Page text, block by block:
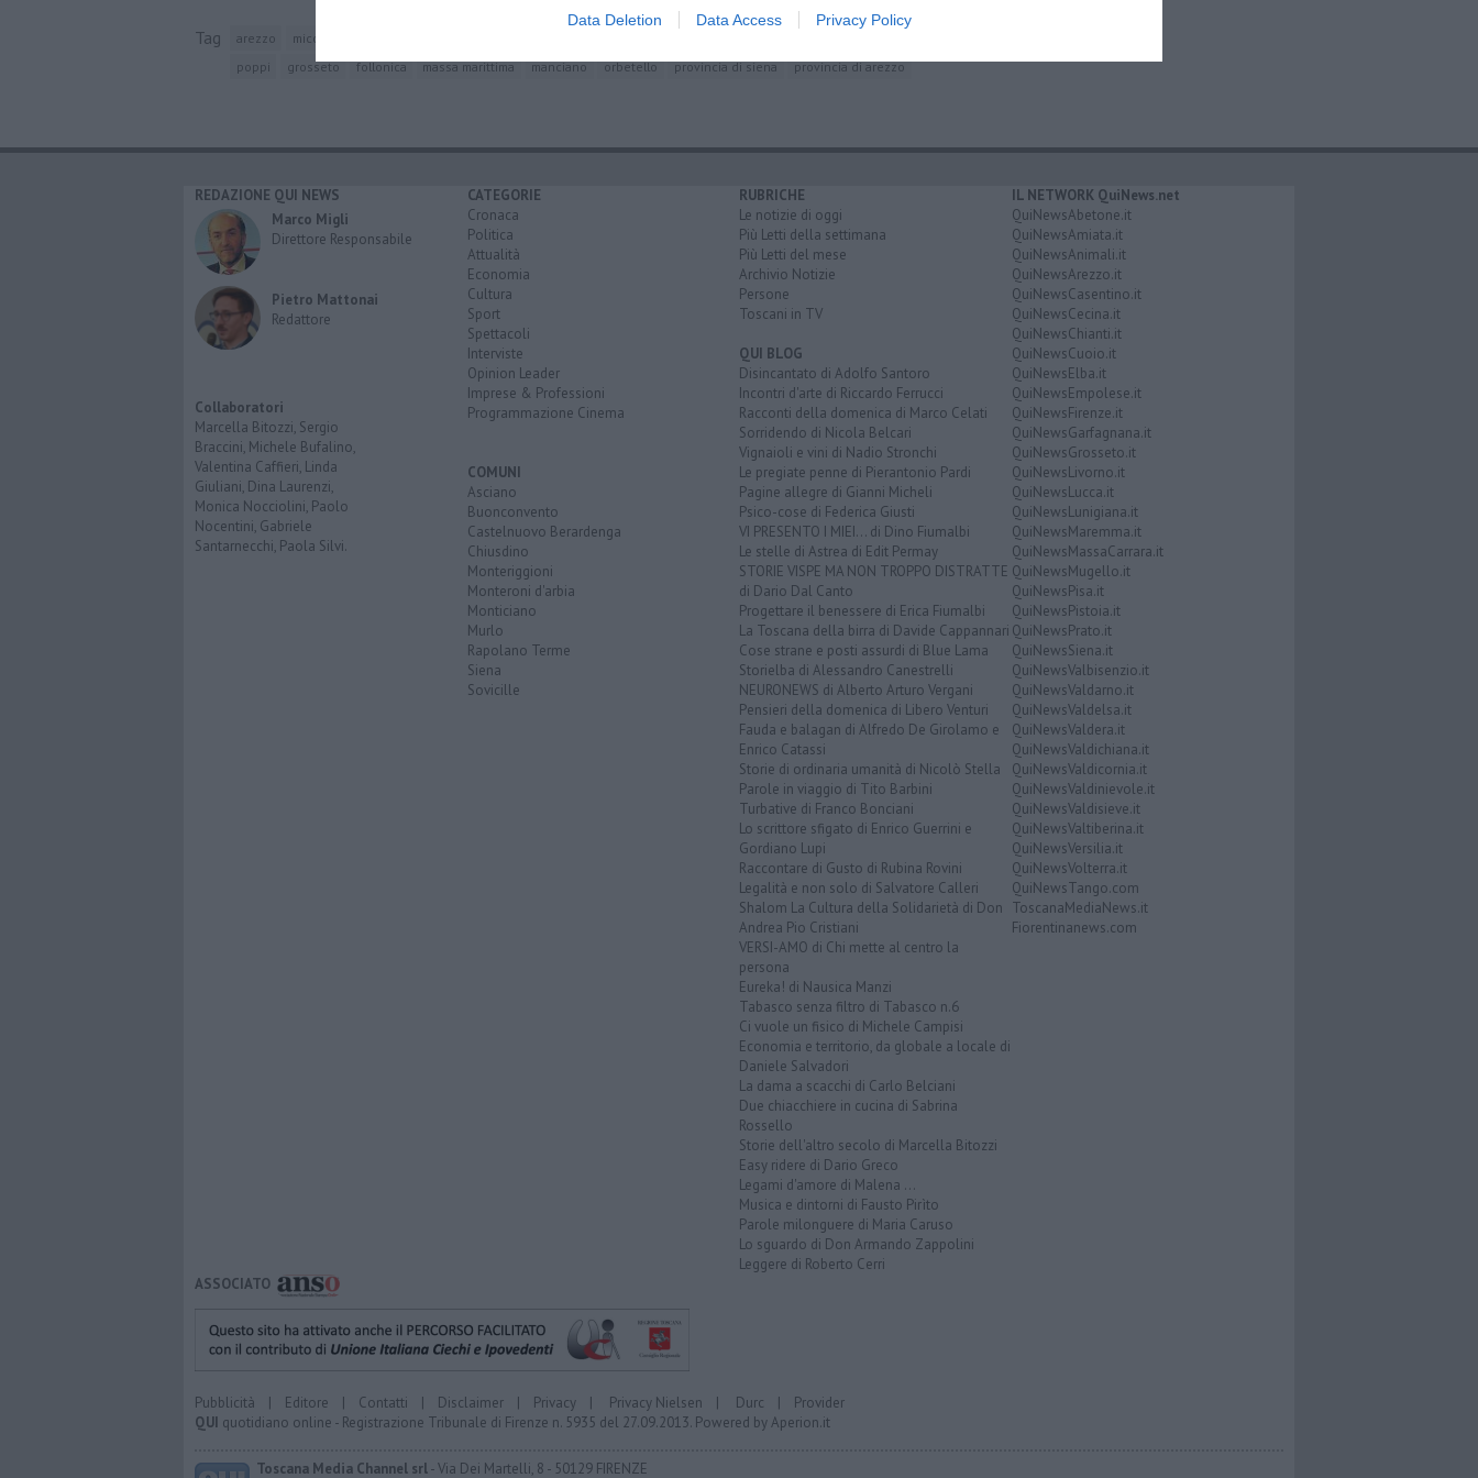
Data Deletion Data Access Privacy Policy
Tag arezzo micologia
poppi
grosseto follonica massa marittima manciano orbetello provincia di siena provincia di arezzo
REDAZIONE QUI NEWS
Marco Migli
Direttore Responsabile
Pietro Mattonai
Redattore
Collaboratori
Marcella Bitozzi, Sergio
Braccini, Michele Bufalino,
Valentina Caffieri, Linda
Giuliani, Dina Laurenzi,
Monica Nocciolini, Paolo
Nocentini, Gabriele
Santarnecchi, Paola Silvi.
CATEGORIE
Cronaca
Politica
Attualità
Economia
Cultura
Sport
Spettacoli
Interviste
Opinion Leader
Imprese & Professioni
Programmazione Cinema
COMUNI
Asciano
Buonconvento
Castelnuovo Berardenga
Chiusdino
Monteriggioni
Monteroni d'arbia
Monticiano
Murlo
Rapolano Terme
Siena
Sovicille
RUBRICHE
Le notizie di oggi
Più Letti della settimana
Più Letti del mese
Archivio Notizie
Persone
Toscani in TV
QUI BLOG
Disincantato di Adolfo Santoro
Incontri d'arte di Riccardo Ferrucci
Racconti della domenica di Marco Celati
Sorridendo di Nicola Belcari
Vignaioli e vini di Nadio Stronchi
Le pregiate penne di Pierantonio Pardi
Pagine allegre di Gianni Micheli
Psico-cose di Federica Giusti
VI PRESENTO I MIEI... di Dino Fiumalbi
Le stelle di Astrea di Edit Permay
STORIE VISPE MA NON TROPPO DISTRATTE
di Dario Dal Canto
Progettare il benessere di Erica Fiumalbi
La Toscana della birra di Davide Cappannari
Cose strane e posti assurdi di Blue Lama
Storielba di Alessandro Canestrelli
NEURONEWS di Alberto Arturo Vergani
Pensieri della domenica di Libero Venturi
Fauda e balagan di Alfredo De Girolamo e
Enrico Catassi
Storie di ordinaria umanità di Nicolò Stella
Parole in viaggio di Tito Barbini
Turbative di Franco Bonciani
Lo scrittore sfigato di Enrico Guerrini e
Gordiano Lupi
Raccontare di Gusto di Rubina Rovini
Legalità e non solo di Salvatore Calleri
Shalom La Cultura della Solidarietà di Don
Andrea Pio Cristiani
VERSI-AMO di Chi mette al centro la
persona
Eureka! di Nausica Manzi
Tabasco senza filtro di Tabasco n.6
Ci vuole un fisico di Michele Campisi
Economia e territorio, da globale a locale di
Daniele Salvadori
La dama a scacchi di Carlo Belciani
Due chiacchiere in cucina di Sabrina
Rossello
Storie dell'altro secolo di Marcella Bitozzi
Easy ridere di Dario Greco
Legami d'amore di Malena ...
Musica e dintorni di Fausto Pirìto
Parole milonguere di Maria Caruso
Lo sguardo di Don Armando Zappolini
Leggere di Roberto Cerri
IL NETWORK QuiNews.net
QuiNewsAbetone.it
QuiNewsAmiata.it
QuiNewsAnimali.it
QuiNewsArezzo.it
QuiNewsCasentino.it
QuiNewsCecina.it
QuiNewsChianti.it
QuiNewsCuoio.it
QuiNewsElba.it
QuiNewsEmpolese.it
QuiNewsFirenze.it
QuiNewsGarfagnana.it
QuiNewsGrosseto.it
QuiNewsLivorno.it
QuiNewsLucca.it
QuiNewsLunigiana.it
QuiNewsMaremma.it
QuiNewsMassaCarrara.it
QuiNewsMugello.it
QuiNewsPisa.it
QuiNewsPistoia.it
QuiNewsPrato.it
QuiNewsSiena.it
QuiNewsValbisenzio.it
QuiNewsValdarno.it
QuiNewsValdelsa.it
QuiNewsValdera.it
QuiNewsValdichiana.it
QuiNewsValdicornia.it
QuiNewsValdinievole.it
QuiNewsValdisieve.it
QuiNewsValtiberina.it
QuiNewsVersilia.it
QuiNewsVolterra.it
QuiNewsTango.com
ToscanaMediaNews.it
Fiorentinanews.com
ASSOCIATO
Pubblicità | Editore | Contatti | Disclaimer | Privacy | Privacy Nielsen | Durc | Provider
QUI quotidiano online - Registrazione Tribunale di Firenze n. 5935 del 27.09.2013. Powered byAperion.it
Toscana Media Channel srl- Via Dei Martelli, 8 - 50129 FIRENZE